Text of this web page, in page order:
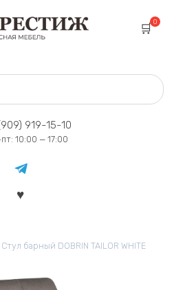
0
919-15-10
10:00 — 17:00
Стул барный DOBRIN TAILOR WHITE